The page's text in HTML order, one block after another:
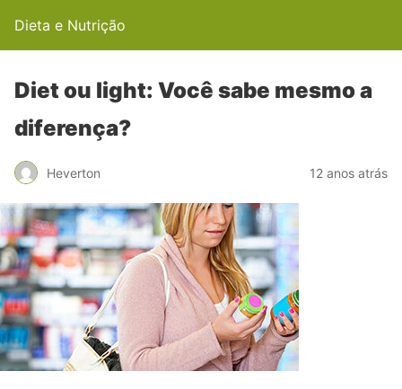
Dieta e Nutrição
Diet ou light: Você sabe mesmo a
diferença?
Heverton 12 anos atrás